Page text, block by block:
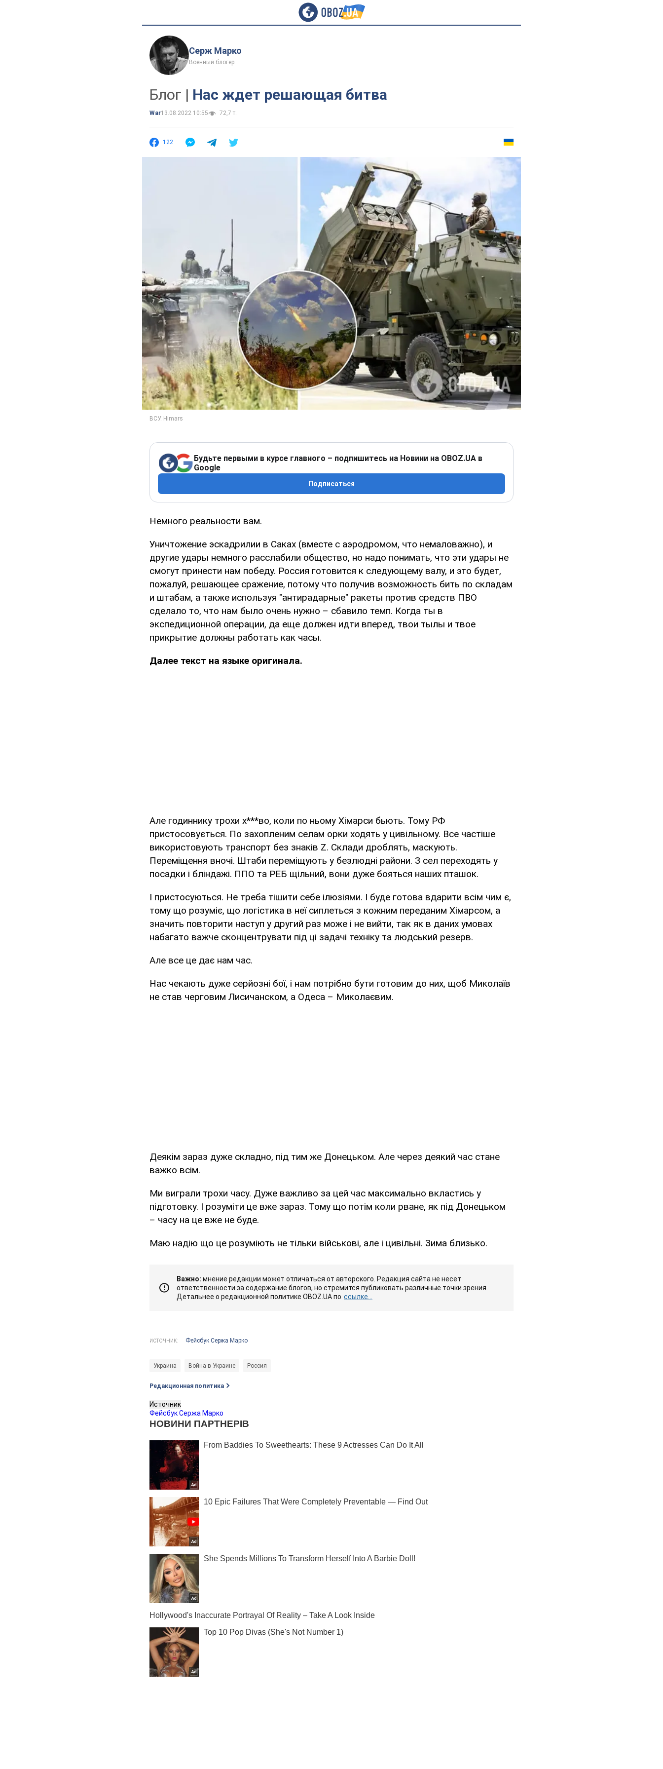
Серж Марко
Военный блогер
Блог | Нас ждет решающая битва
War13.08.2022 10:55 72,7 т.
122
Будьте первыми в курсе главного – подпишитесь на Новини на OBOZ.UA в
Google
Подписаться
Немного реальности вам.
Уничтожение эскадрилии в Саках (вместе с аэродромом, что немаловажно), и
другие удары немного расслабили общество, но надо понимать, что эти удары не
смогут принести нам победу. Россия готовится к следующему валу, и это будет,
пожалуй, решающее сражение, потому что получив возможность бить по складам
и штабам, а также используя "антирадарные" ракеты против средств ПВО
сделало то, что нам было очень нужно – сбавило темп. Когда ты в
экспедиционной операции, да еще должен идти вперед, твои тылы и твое
прикрытие должны работать как часы.
Далее текст на языке оригинала.
Але годиннику трохи х***во, коли по ньому Хімарси бьють. Тому РФ
пристосовується. По захопленим селам орки ходять у цивільному. Все частіше
використовують транспорт без знаків Z. Склади дроблять, маскують.
Переміщення вночі. Штаби переміщують у безлюдні райони. З сел переходять у
посадки і бліндажі. ППО та РЕБ щільний, вони дуже бояться наших пташок.
І пристосуються. Не треба тішити себе ілюзіями. І буде готова вдарити всім чим є,
тому що розуміє, що логістика в неї сиплеться з кожним переданим Хімарсом, а
значить повторити наступ у другий раз може і не вийти, так як в даних умовах
набагато важче сконцентрувати під ці задачі техніку та людський резерв.
Але все це дає нам час.
Нас чекають дуже серйозні бої, і нам потрібно бути готовим до них, щоб Миколаїв
не став черговим Лисичанском, а Одеса – Миколаєвим.
Деякім зараз дуже складно, під тим же Донецьком. Але через деякий час стане
важко всім.
Ми виграли трохи часу. Дуже важливо за цей час максимально вкластись у
підготовку. І розуміти це вже зараз. Тому що потім коли рване, як під Донецьком
– часу на це вже не буде.
Маю надію що це розуміють не тільки військові, але і цивільні. Зима близько.
Важно: мнение редакции может отличаться от авторского. Редакция сайта не несет
ответственности за содержание блогов, но стремится публиковать различные точки зрения.
Детальнее о редакционной политике OBOZ.UA по ссылке...
ИСТОЧНИК: Фейсбук Сержа Марко
Украина Война в Украине Россия
Редакционная политика
Источник
Фейсбук Сержа Марко